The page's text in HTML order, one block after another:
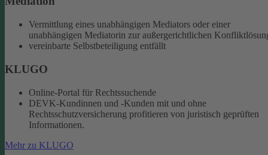
Vermittlung eines unabhängigen Mediators oder einer
unabhängigen Mediatorin zur außergerichtlichen
vereinbarte Selbstbeteiligung entfällt
KLUGO
Online-Portal für Rechtssuchende
DEVK-Kundinnen und -Kunden mit und ohne
Rechtsschutzversicherung profitieren von juristisch geprüften
Informationen.
Mehr zu KLUGO